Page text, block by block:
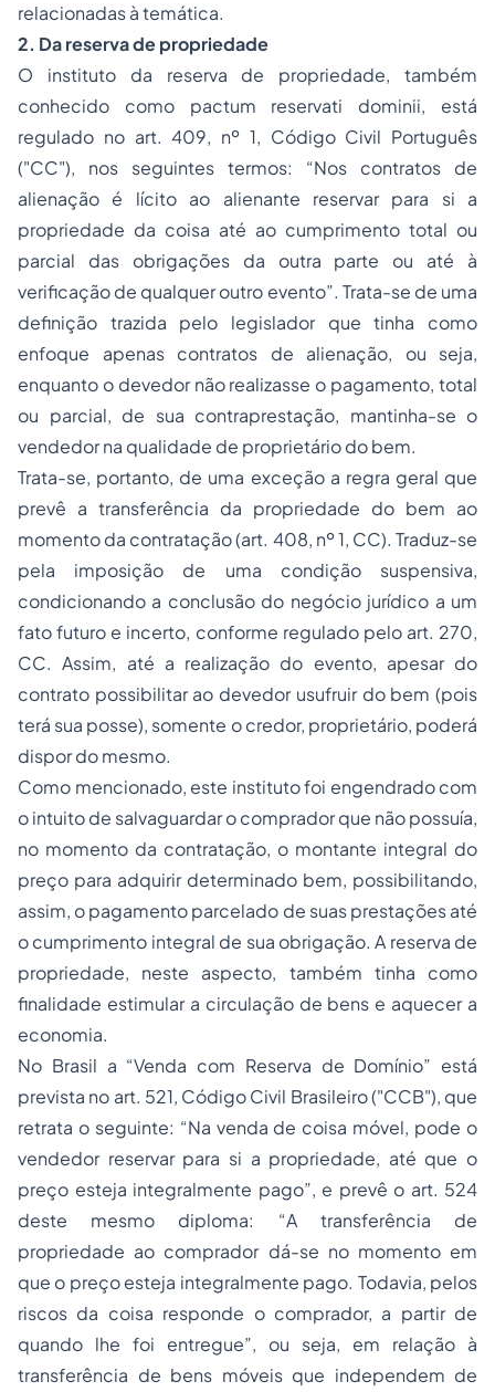
relacionadas à temática.
2. Da reserva de propriedade
O instituto da reserva de propriedade, também
conhecido como pactum reservati dominii, está
regulado no art. 409, nº 1, Código Civil Português
("CC"), nos seguintes termos: “Nos contratos de
alienação é lícito ao alienante reservar para si a
propriedade da coisa até ao cumprimento total ou
parcial das obrigações da outra parte ou até à
verificação de qualquer outro evento”. Trata-se de uma
definição trazida pelo legislador que tinha como
enfoque apenas contratos de alienação, ou seja,
enquanto o devedor não realizasse o pagamento, total
ou parcial, de sua contraprestação, mantinha-se o
vendedor na qualidade de proprietário do bem.
Trata-se, portanto, de uma exceção a regra geral que
prevê a transferência da propriedade do bem ao
momento da contratação (art. 408, nº 1, CC). Traduz-se
pela imposição de uma condição suspensiva,
condicionando a conclusão do negócio jurídico a um
fato futuro e incerto, conforme regulado pelo art. 270,
CC. Assim, até a realização do evento, apesar do
contrato possibilitar ao devedor usufruir do bem (pois
terá sua posse), somente o credor, proprietário, poderá
dispor do mesmo.
Como mencionado, este instituto foi engendrado com
o intuito de salvaguardar o comprador que não possuía,
no momento da contratação, o montante integral do
preço para adquirir determinado bem, possibilitando,
assim, o pagamento parcelado de suas prestações até
o cumprimento integral de sua obrigação. A reserva de
propriedade, neste aspecto, também tinha como
finalidade estimular a circulação de bens e aquecer a
economia.
No Brasil a “Venda com Reserva de Domínio” está
prevista no art. 521, Código Civil Brasileiro ("CCB"), que
retrata o seguinte: “Na venda de coisa móvel, pode o
vendedor reservar para si a propriedade, até que o
preço esteja integralmente pago”, e prevê o art. 524
deste mesmo diploma: “A transferência de
propriedade ao comprador dá-se no momento em
que o preço esteja integralmente pago. Todavia, pelos
riscos da coisa responde o comprador, a partir de
quando lhe foi entregue”, ou seja, em relação à
transferência de bens móveis que independem de